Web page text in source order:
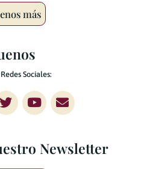
más
Sociales:
Newsletter